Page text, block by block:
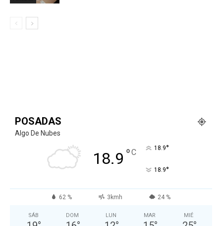
POSADAS
Algo De Nubes
18.9 °C 18.9°
18.9°
62 % 3kmh 24 %
SÁB DOM LUN MAR MIÉ